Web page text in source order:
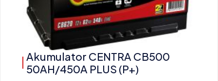
Akumulator CENTRA CB500
50AH/450A PLUS (P+)